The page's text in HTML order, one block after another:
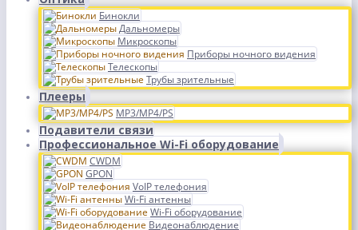
Бинокли
Дальномеры
Микроскопы
Приборы ночного видения
Телескопы
Трубы зрительные
Плееры
MP3/MP4/PS
Подавители связи
Профессиональное Wi-Fi оборудование
CWDM
GPON
VoIP телефония
Wi-Fi антенны
Wi-Fi оборудование
Видеонаблюдение